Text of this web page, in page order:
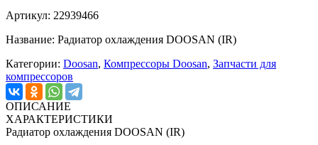
Артикул: 22939466
Название: Радиатор охлаждения DOOSAN (IR)
Категории: Doosan, Компрессоры Doosan, Запчасти для
компрессоров
ОПИСАНИЕ
ХАРАКТЕРИСТИКИ
Радиатор охлаждения DOOSAN (IR)